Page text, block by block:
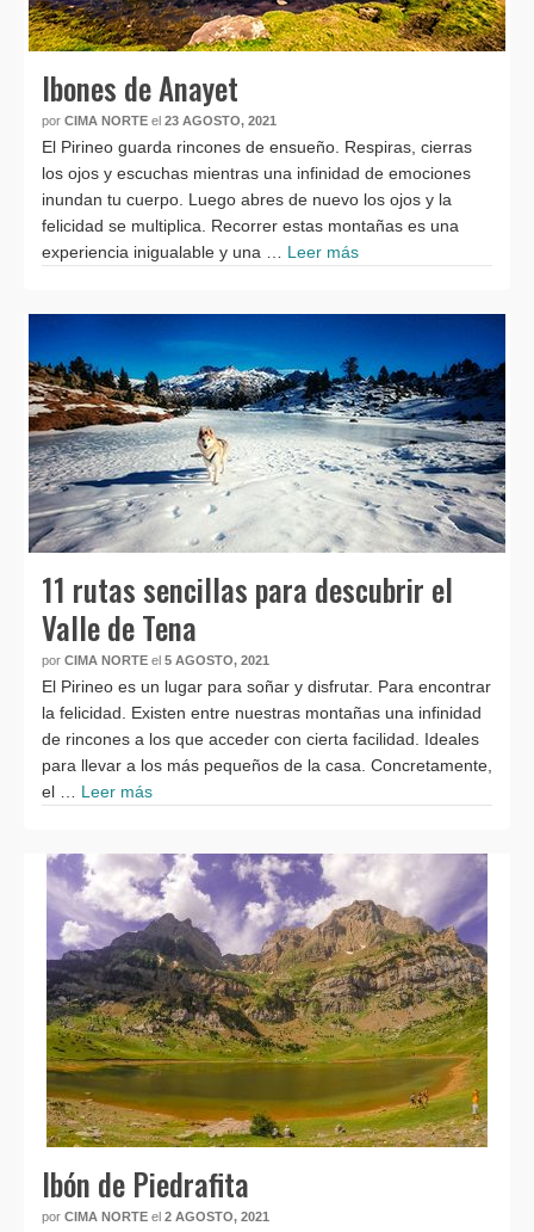
Ibones de Anayet
por CIMA NORTE el 23 AGOSTO, 2021
El Pirineo guarda rincones de ensueño. Respiras, cierras
los ojos y escuchas mientras una infinidad de emociones
inundan tu cuerpo. Luego abres de nuevo los ojos y la
felicidad se multiplica. Recorrer estas montañas es una
experiencia inigualable y una … Leer más
11 rutas sencillas para descubrir el
Valle de Tena
por CIMA NORTE el 5 AGOSTO, 2021
El Pirineo es un lugar para soñar y disfrutar. Para encontrar
la felicidad. Existen entre nuestras montañas una infinidad
de rincones a los que acceder con cierta facilidad. Ideales
para llevar a los más pequeños de la casa. Concretamente,
el … Leer más
Ibón de Piedrafita
por CIMA NORTE el 2 AGOSTO, 2021